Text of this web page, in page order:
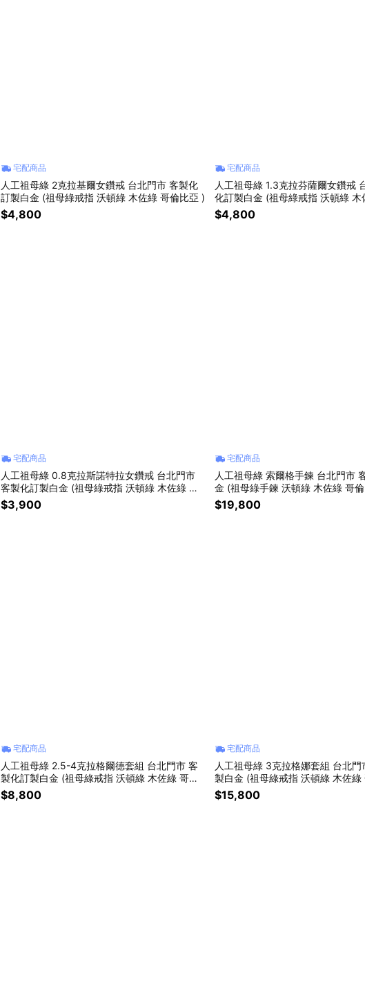
宅配商品
人工祖母綠 2克拉基爾女鑽戒 台北門市 客製化
訂製白金 (祖母綠戒指 沃頓綠 木佐綠 哥倫比亞 )
$4,800
宅配商品
人工祖母綠 1.3克拉芬薩爾女鑽戒
化訂製白金 (祖母綠戒指 沃頓綠 木
亞 )
$4,800
宅配商品
人工祖母綠 0.8克拉斯諾特拉女鑽戒 台北門市
客製化訂製白金 (祖母綠戒指 沃頓綠 木佐綠 哥
倫比亞 )
$3,900
宅配商品
人工祖母綠 索爾格手鍊 台北門市
金 (祖母綠手鍊 沃頓綠 木佐綠 哥
$19,800
宅配商品
人工祖母綠 2.5-4克拉格爾德套組 台北門市 客
製化訂製白金 (祖母綠戒指 沃頓綠 木佐綠 哥倫
比亞 )
$8,800
宅配商品
人工祖母綠 3克拉格娜套組 台北門
製白金 (祖母綠戒指 沃頓綠 木佐綠
$15,800